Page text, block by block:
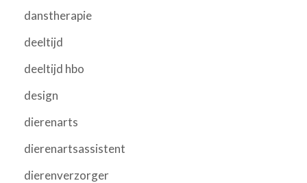
danstherapie
deeltijd
deeltijd hbo
design
dierenarts
dierenartsassistent
dierenverzorger